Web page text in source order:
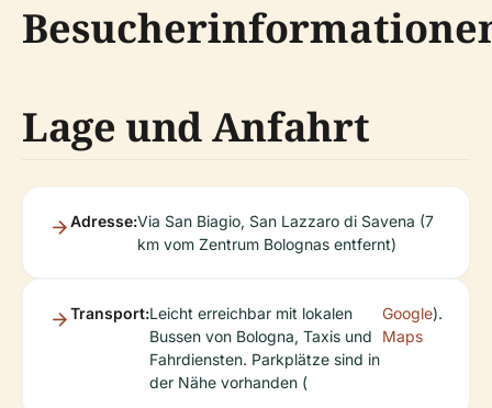
Lage und Anfahrt
Adresse:Via San Biagio, San Lazzaro di Savena (7
km vom Zentrum Bolognas entfernt)
Transport:Leicht erreichbar mit lokalen
Bussen von Bologna, Taxis und
Fahrdiensten. Parkplätze sind in
der Nähe vorhanden (
Google
Maps
).